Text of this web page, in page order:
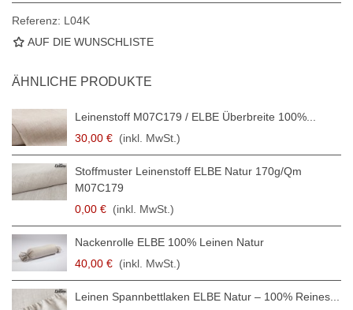
Referenz: L04K
AUF DIE WUNSCHLISTE
ÄHNLICHE PRODUKTE
Leinenstoff M07C179 / ELBE Überbreite 100%...
30,00 € (inkl. MwSt.)
Stoffmuster Leinenstoff ELBE Natur 170g/qm
M07C179
0,00 € (inkl. MwSt.)
Nackenrolle ELBE 100% Leinen Natur
40,00 € (inkl. MwSt.)
Leinen Spannbettlaken ELBE Natur – 100% Reines...